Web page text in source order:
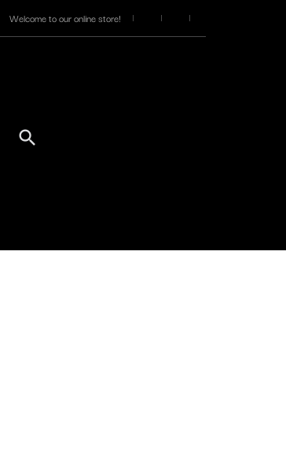
Welcome to our online store!